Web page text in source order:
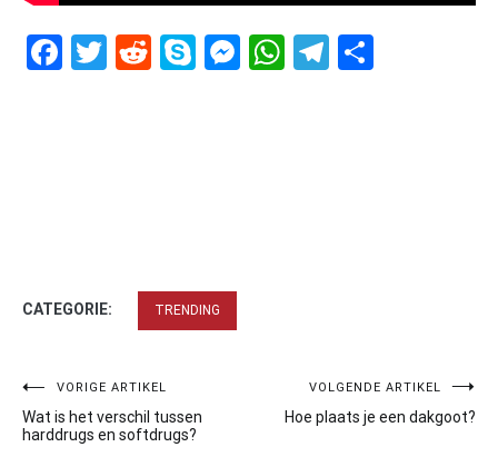
Facebook
Twitter
RedditSkypeMessenger
WhatsApp
Telegram
CATEGORIE: TRENDING
Bericht
navigatie
VORIGE ARTIKEL
Wat is het verschil tussen
harddrugs en softdrugs?
VOLGENDE ARTIKEL
Hoe plaats je een dakgoot?